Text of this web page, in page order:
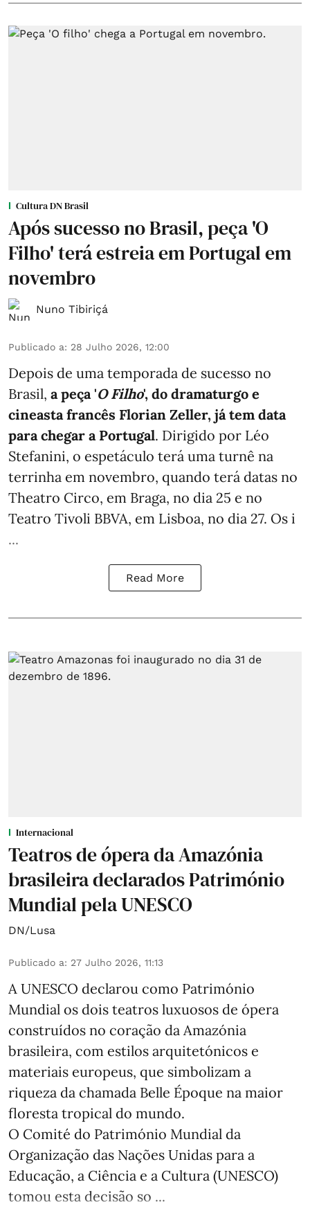
Cultura DN Brasil
Após sucesso no Brasil, peça 'O
Filho' terá estreia em Portugal em
novembro
Nuno Tibiriçá
Publicado a: 28 Julho 2026, 12:00
Depois de uma temporada de sucesso no
Brasil, a peça 'O Filho', do dramaturgo e
cineasta francês Florian Zeller, já tem data
para chegar a Portugal. Dirigido por Léo
Stefanini, o espetáculo terá uma turnê na
terrinha em novembro, quando terá datas no
Theatro Circo, em Braga, no dia 25 e no
Teatro Tivoli BBVA, em Lisboa, no dia 27. Os i
...
Read More
Internacional
Teatros de ópera da Amazónia
brasileira declarados Património
Mundial pela UNESCO
DN/Lusa
Publicado a: 27 Julho 2026, 11:13
A UNESCO declarou como Património
Mundial os dois teatros luxuosos de ópera
construídos no coração da Amazónia
brasileira, com estilos arquitetónicos e
materiais europeus, que simbolizam a
riqueza da chamada Belle Époque na maior
floresta tropical do mundo.
O Comité do Património Mundial da
Organização das Nações Unidas para a
Educação, a Ciência e a Cultura (UNESCO)
tomou esta decisão so ...